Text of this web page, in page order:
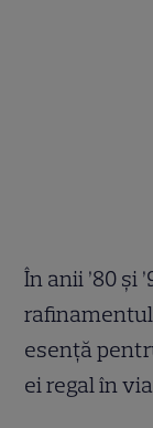
În anii ’80 și
esență
ei regal în